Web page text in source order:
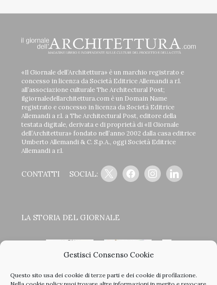
Gestisci Consenso Cookie
Questo sito usa dei cookie di terze parti e dei cookie di profilazione.
«Il Giornale dell’Architettura» è un marchio registrato e
concesso in licenza da Società Editrice Allemandi a r.l.
all’associazione culturale The Architectural Post;
ilgiornaledellarchitettura.com è un Domain Name
registrato e concesso in licenza da Società Editrice
Allemandi a r.l. a The Architectural Post, editore della
testata digitale, derivata e di proprietà di «Il Giornale
dell’Architettura» fondato nell’anno 2002 dalla casa editrice
Umberto Allemandi & C. S.p.A., oggi Società Editrice
Allemandi a r.l.
CONTATTI SOCIAL:
x facebookinstagramlinkedin
LA STORIA DEL GIORNALE
< >